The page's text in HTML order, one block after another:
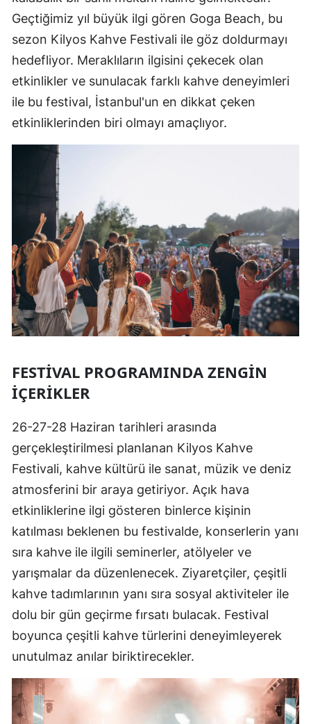
Geçtiğimiz yıl büyük ilgi gören Goga Beach, bu
sezon Kilyos Kahve Festivali ile göz doldurmayı
hedefliyor. Meraklıların ilgisini çekecek olan
etkinlikler ve sunulacak farklı kahve deneyimleri
ile bu festival, İstanbul'un en dikkat çeken
etkinliklerinden biri olmayı amaçlıyor.
FESTIVAL PROGRAMINDA ZENGIN
İÇERIKLER
26-27-28 Haziran tarihleri arasında
gerçekleştirilmesi planlanan Kilyos Kahve
Festivali, kahve kültürü ile sanat, müzik ve deniz
atmosferini bir araya getiriyor. Açık hava
etkinliklerine ilgi gösteren binlerce kişinin
katılması beklenen bu festivalde, konserlerin yanı
sıra kahve ile ilgili seminerler, atölyeler ve
yarışmalar da düzenlenecek. Ziyaretçiler, çeşitli
kahve tadımlarının yanı sıra sosyal aktiviteler ile
dolu bir gün geçirme fırsatı bulacak. Festival
boyunca çeşitli kahve türlerini deneyimleyerek
unutulmaz anılar biriktirecekler.